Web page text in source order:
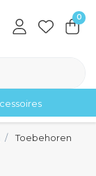
0
Toebehoren